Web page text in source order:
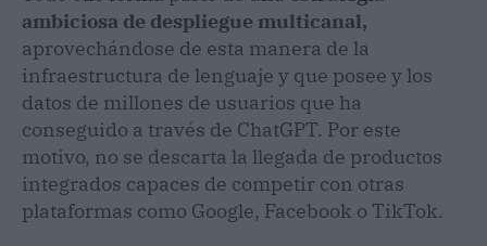
ambiciosa de despliegue multicanal,
aprovechándose de esta manera de la
infraestructura de lenguaje y que posee y los
datos de millones de usuarios que ha
conseguido a través de ChatGPT. Por este
motivo, no se descarta la llegada de productos
integrados capaces de competir con otras
plataformas como Google, Facebook o TikTok.